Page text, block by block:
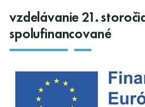
vzdelávanie 21.
spolufinancované